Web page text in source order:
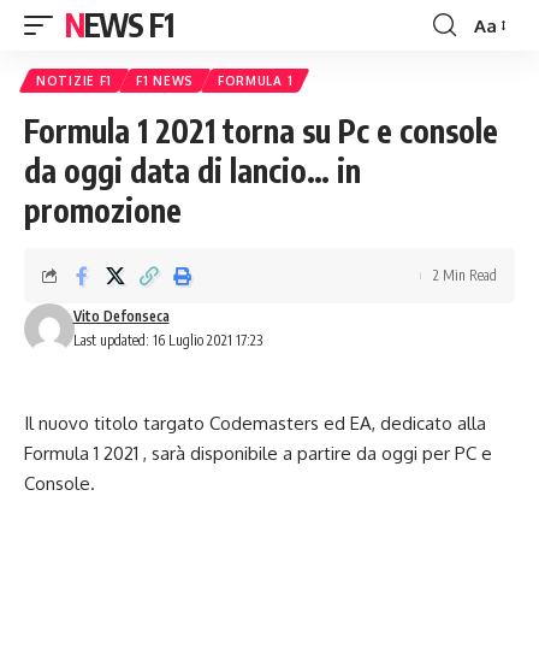
NEWS F1
Font
Aa
NOTIZIE F1 F1 NEWS FORMULA 1
Formula 1 2021 torna su Pc e console
da oggi data di lancio… in
promozione
Last updated: 16 Luglio 2021 17:23
Vito Defonseca
2 Min Read
Il nuovo titolo targato Codemasters ed EA, dedicato alla
Formula 1 2021 , sarà disponibile a partire da oggi per PC e
Console.